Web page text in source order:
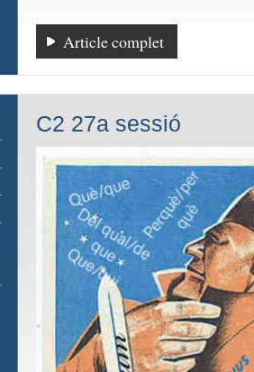
Article complet
C2 27a sessió